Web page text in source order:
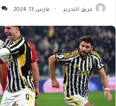
فريق التحرير مارس 13, 2024